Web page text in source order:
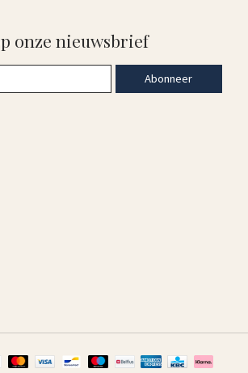
onze nieuwsbrief
Abonneer